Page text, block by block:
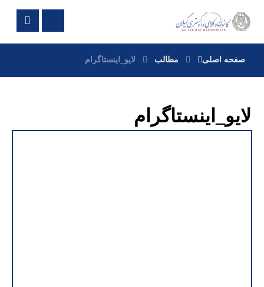
صفحه اصلی مطالب لایو_اینستاگرام
لایو_اینستاگرام